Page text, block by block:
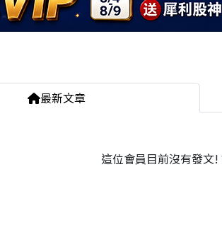
最新文章
這位會員目前沒有發文